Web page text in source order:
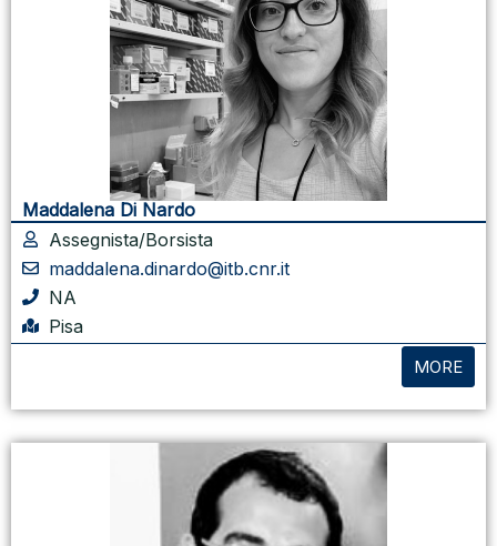
Maddalena Di Nardo
Assegnista/Borsista
maddalena.dinardo@itb.cnr.it
NA
Pisa
MORE